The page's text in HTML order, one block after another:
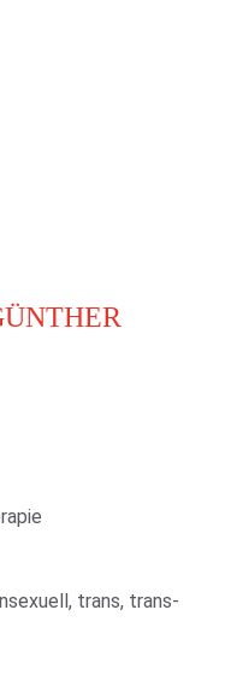
, trans, trans-